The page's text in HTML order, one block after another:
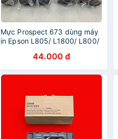
Mực Prospect 673 dùng máy
in Epson L805/ L1800/ L800/
Hàng chính hãng
44.000 đ